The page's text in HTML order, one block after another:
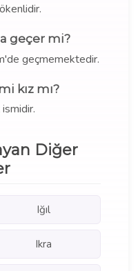
geçer mi?
geçmemektedir.
kız mı?
ismidir.
Diğer
Iğıl
Ikra